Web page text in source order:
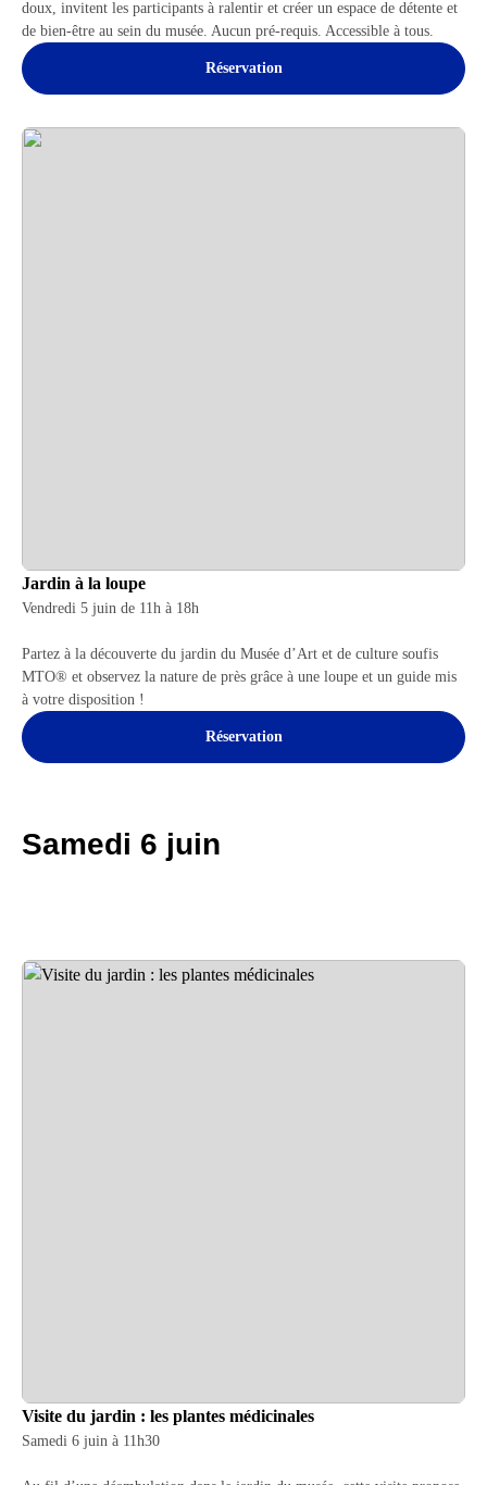
doux, invitent les participants à ralentir et créer un espace de détente et
de bien-être au sein du musée. Aucun pré-requis. Accessible à tous.
Réservation
Jardin à la loupe
Vendredi 5 juin de 11h à 18h
Partez à la découverte du jardin du Musée d’Art et de culture soufis
MTO® et observez la nature de près grâce à une loupe et un guide mis
à votre disposition !
Réservation
Samedi 6 juin
Visite du jardin : les plantes médicinales
Samedi 6 juin à 11h30